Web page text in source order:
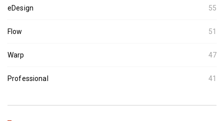
eDesign 55
Flow 51
Warp 47
Professional 41